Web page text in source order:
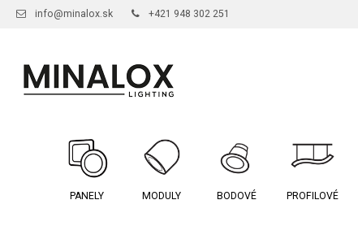
info@minalox.sk +421 948 302 251
PANELY MODULY BODOVÉ PROFILOVÉ